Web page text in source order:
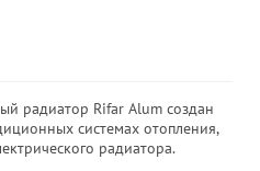
радиатор Rifar Alum создан
системах отопления,
радиатора.